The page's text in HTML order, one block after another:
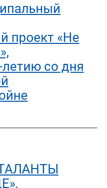
проект «Не
со дня